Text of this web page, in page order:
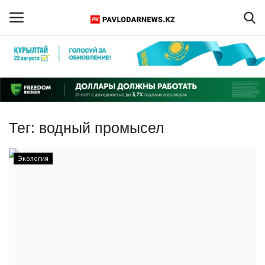
Регистрация
Главная
Обратная связь
ПАВЛОДАРСКАЯ ОБЛАСТЬ
Тег: водный промысел
Экология